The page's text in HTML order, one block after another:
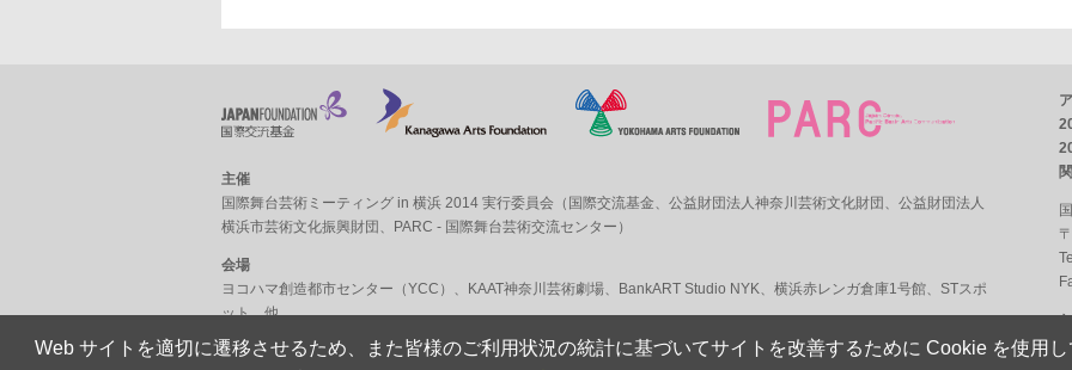
主催
国際舞台芸術ミーティング in 横浜 2014 実行委員会（ 国際交流基金、 公益財団法人神奈川芸術文化財団 、 公益財団法人
横浜市芸術文化振興財団 、 PARC - 国際舞台芸術交流センター ）
会場
ヨコハマ創造都市センター（YCC）
、 KAAT神奈川芸術劇場、 BankART Studio NYK、 横浜赤レンガ倉庫1号館、
STスポ
ット、他
Web サイトを適切に遷移させるため、また皆様のご利用状況の統計に基づいてサイトを改善するために Cookie を使用